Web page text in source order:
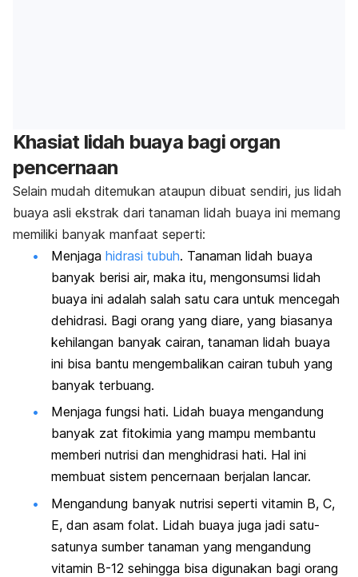
Khasiat lidah buaya bagi organ
pencernaan
Selain mudah ditemukan ataupun dibuat sendiri, jus lidah
buaya asli ekstrak dari tanaman lidah buaya ini memang
memiliki banyak manfaat seperti:
Menjaga hidrasi tubuh. Tanaman lidah buaya
banyak berisi air, maka itu, mengonsumsi lidah
buaya ini adalah salah satu cara untuk mencegah
dehidrasi. Bagi orang yang diare, yang biasanya
kehilangan banyak cairan, tanaman lidah buaya
ini bisa bantu mengembalikan cairan tubuh yang
banyak terbuang.
Menjaga fungsi hati. Lidah buaya mengandung
banyak zat fitokimia yang mampu membantu
memberi nutrisi dan menghidrasi hati. Hal ini
membuat sistem pencernaan berjalan lancar.
Mengandung banyak nutrisi seperti vitamin B, C,
E, dan asam folat. Lidah buaya juga jadi satu-
satunya sumber tanaman yang mengandung
vitamin B-12 sehingga bisa digunakan bagi orang